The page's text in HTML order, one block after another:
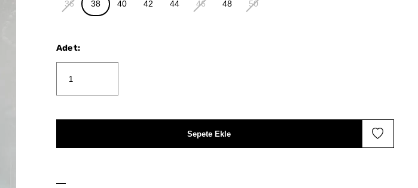
36 38 40 42 44 46 48 50
Adet:
Sepete Ekle